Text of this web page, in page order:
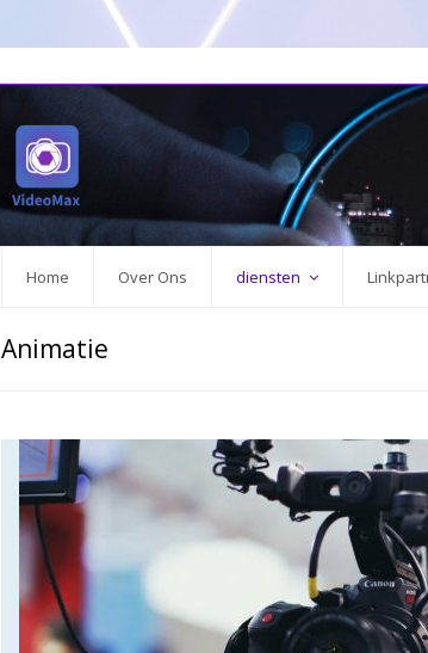
Home Over Ons diensten
Animatie